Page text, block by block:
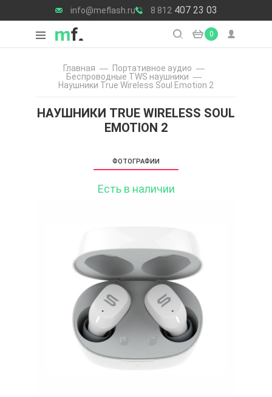
info@meflash.ru 8 812407 23 03
0
Главная
Портативное аудио
Беспроводные TWS наушники
Наушники True Wireless Soul Emotion 2
НАУШНИКИ TRUE WIRELESS SOUL
EMOTION 2
ФОТОГРАФИИ
Есть в наличии